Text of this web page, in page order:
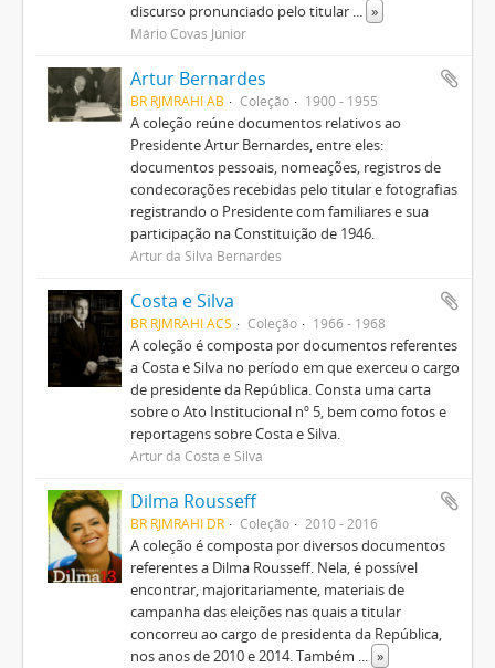
discurso pronunciado pelo titular ... »
Mário Covas Júnior
Artur Bernardes
BR RJMRAHI AB Coleção 1900 - 1955
A coleção reúne documentos relativos ao
Presidente Artur Bernardes, entre eles:
documentos pessoais, nomeações, registros de
condecorações recebidas pelo titular e fotografias
registrando o Presidente com familiares e sua
participação na Constituição de 1946.
Artur da Silva Bernardes
Costa e Silva
BR RJMRAHI ACS Coleção 1966 - 1968
A coleção é composta por documentos referentes
a Costa e Silva no período em que exerceu o cargo
de presidente da República. Consta uma carta
sobre o Ato Institucional nº 5, bem como fotos e
reportagens sobre Costa e Silva.
Artur da Costa e Silva
Dilma Rousseff
BR RJMRAHI DR Coleção 2010 - 2016
A coleção é composta por diversos documentos
referentes a Dilma Rousseff. Nela, é possível
encontrar, majoritariamente, materiais de
campanha das eleições nas quais a titular
concorreu ao cargo de presidenta da República,
nos anos de 2010 e 2014. Também ... »